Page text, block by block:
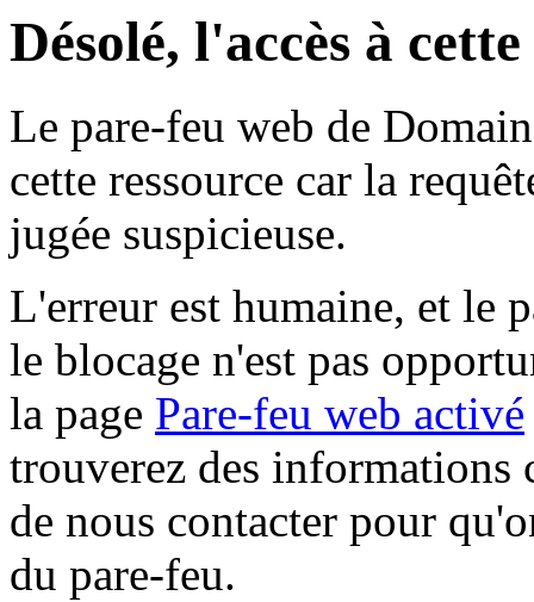
Désolé, l'accès à
Le pare-feu web de
cette ressource car la
jugée suspicieuse.
L'erreur est humaine, et le
le blocage n'est pas
la page Pare-feu web activé
trouverez des informations
de nous contacter pour
du pare-feu.